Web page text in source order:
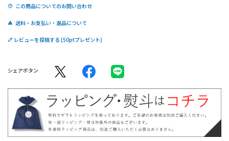
この商品についてのお問い合わせ
送料・お支払い・返品について
レビューを投稿する
シェアボタン